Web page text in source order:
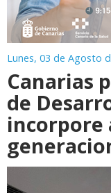
Lunes, 03 de Agosto
Canarias
de
incorpore